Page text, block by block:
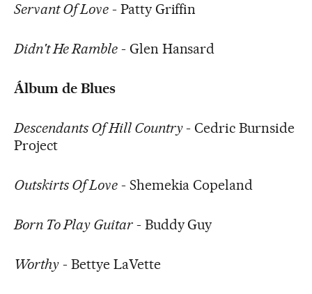
Servant Of Love- Patty Griffin
Didn't He Ramble- Glen Hansard
Álbum de Blues
Descendants Of Hill Country- Cedric Burnside
Project
Outskirts Of Love- Shemekia Copeland
Born To Play Guitar- Buddy Guy
Worthy- Bettye LaVette